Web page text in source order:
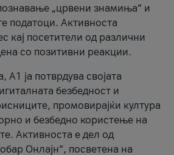
„црвени знамиња“ и
податоци. Активноста
кај посетители од различни
со позитивни реакции.
А1 ја потврдува својата
безбедност и
промовирајќи култура
и безбедно користење на
Активноста е дел од
Онлајн“, посветена на